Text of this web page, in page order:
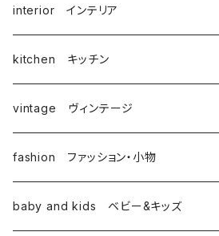
interior インテリア
kitchen キッチン
vintage ヴィンテージ
fashion ファッション・小物
baby and kids ベビー&キッズ